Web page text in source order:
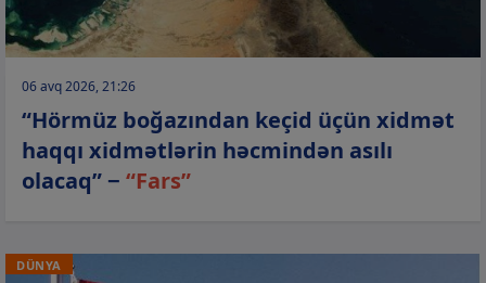
06 avq 2026, 21:26
“Hörmüz boğazından keçid üçün xidmət
haqqı xidmətlərin həcmindən asılı
olacaq” − “Fars”
DÜNYA